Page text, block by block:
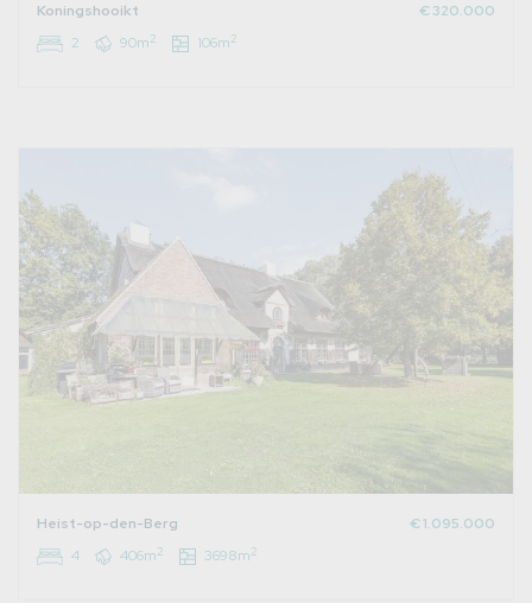
Koningshooikt
€ 320.000
2
90m2 106m2
Heist-op-den-Berg
€ 1.095.000
4
406m2 3698m2